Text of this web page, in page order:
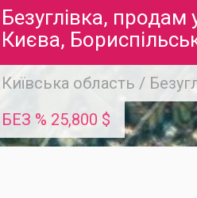
Безуглівка,
Києва,
Київська область /
БЕЗ % 25,800 $